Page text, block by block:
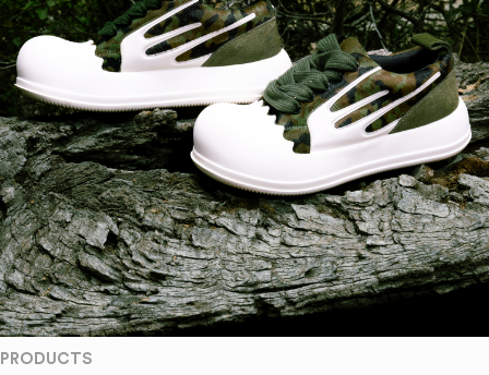
PRODUCTS